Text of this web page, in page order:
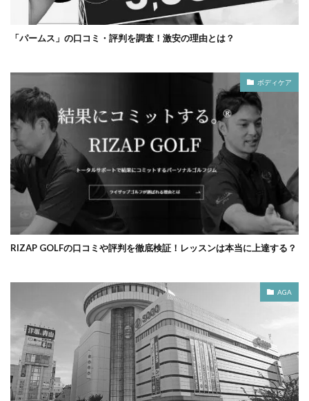
「パームス」の口コミ・評判を調査！激安の理由とは？
ボディケア
RIZAP GOLFの口コミや評判を徹底検証！レッスンは本当に上達する？
AGA